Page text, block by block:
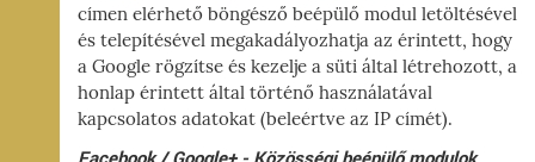
címen elérhető böngésző beépülő modul letöltésével
és telepítésével megakadályozhatja az érintett, hogy
a Google rögzítse és kezelje a süti által létrehozott, a
honlap érintett által történő használatával
kapcsolatos adatokat (beleértve az IP címét).
Facebook / Google+ - Közösségi beépülő modulok